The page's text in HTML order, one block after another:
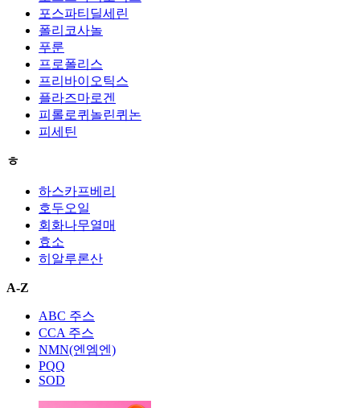
포스파티딜세린
폴리코사놀
푸룬
프로폴리스
프리바이오틱스
플라즈마로겐
피롤로퀴놀린퀴논
피세틴
ㅎ
하스카프베리
호두오일
회화나무열매
효소
히알루론산
A-Z
ABC 주스
CCA 주스
NMN(엔엠엔)
PQQ
SOD